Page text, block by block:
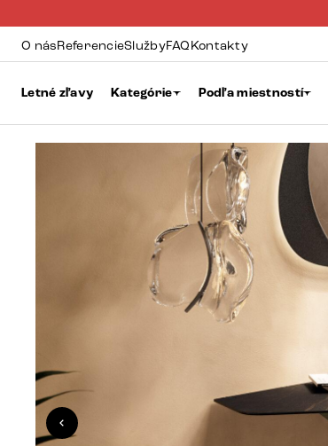
O násReferencieSlužbyFAQKontakty
Letné zľavy Kategórie Podľa miestností